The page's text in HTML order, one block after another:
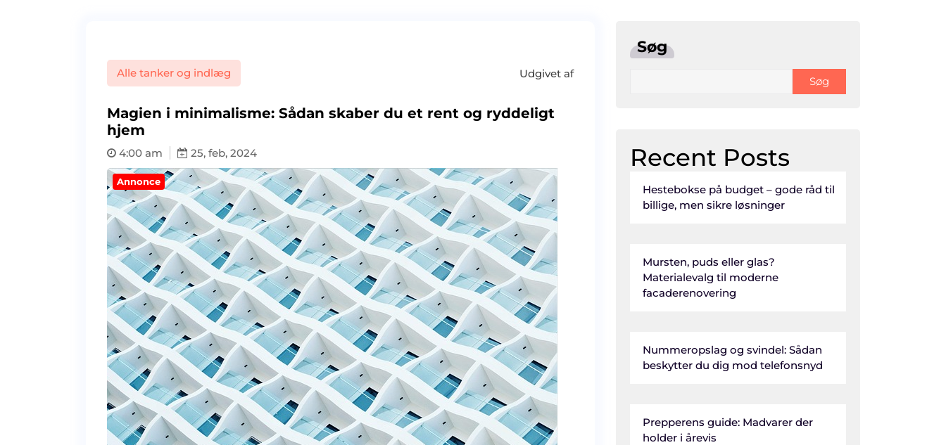
Alle tanker og indlæg Udgivet af
Magien i minimalisme: Sådan skaber du et rent og ryddeligt
hjem
4:00 am 25, feb, 2024
Annonce
Søg
Søg
Recent Posts
Hestebokse på budget – gode råd til
billige, men sikre løsninger
Mursten, puds eller glas?
Materialevalg til moderne
facaderenovering
Nummeropslag og svindel: Sådan
beskytter du dig mod telefonsnyd
Prepperens guide: Madvarer der
holder i årevis